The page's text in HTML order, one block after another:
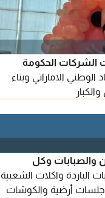
الشركات الحكومة
الوطني الاماراتي وبناء
والصبابات وكل
الباردة واكلات الشعبية
أرضية والكوشات